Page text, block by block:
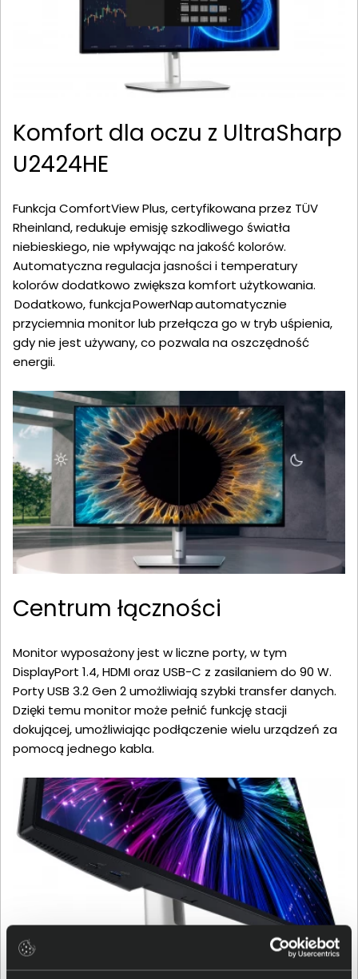
Komfort dla oczu z UltraSharp
U2424HE
Funkcja ComfortView Plus, certyfikowana przez TÜV
Rheinland, redukuje emisję szkodliwego światła
niebieskiego, nie wpływając na jakość kolorów.
Automatyczna regulacja jasności i temperatury
kolorów dodatkowo zwiększa komfort użytkowania.
Dodatkowo, funkcja PowerNap automatycznie
przyciemnia monitor lub przełącza go w tryb uśpienia,
gdy nie jest używany, co pozwala na oszczędność
energii.
Centrum łączności
Monitor wyposażony jest w liczne porty, w tym
DisplayPort 1.4, HDMI oraz USB-C z zasilaniem do 90 W.
Porty USB 3.2 Gen 2 umożliwiają szybki transfer danych.
Dzięki temu monitor może pełnić funkcję stacji
dokującej, umożliwiając podłączenie wielu urządzeń za
pomocą jednego kabla.